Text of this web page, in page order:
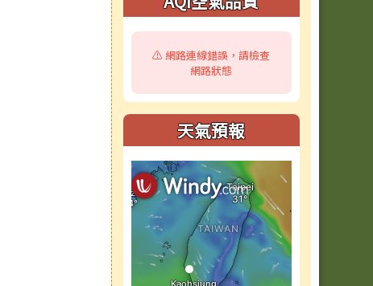
⚠️ 網路連線錯誤，請檢查
網路狀態
天氣預報